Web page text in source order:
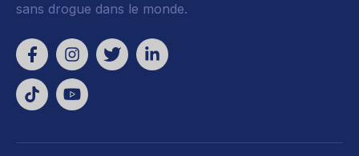
sans drogue dans le monde.